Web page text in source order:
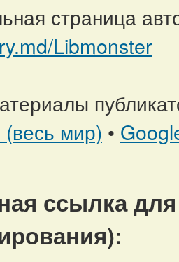
страница
Libmonster
мир) •
ссылка